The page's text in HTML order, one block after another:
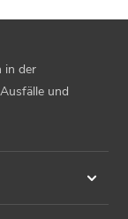
in der
und